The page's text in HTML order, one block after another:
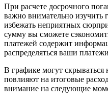
При расчете досрочного
важно внимательно
избежать неприятных
сумму вы сможете
платежей содержит
распределяться ваши
В графике могут
повлияют на итоговые
внимание на следующие